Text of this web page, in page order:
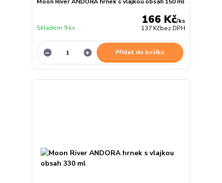
166 Kč/ks
137 Kčbez DPH
Skladem 9 ks
Přidat do košíku